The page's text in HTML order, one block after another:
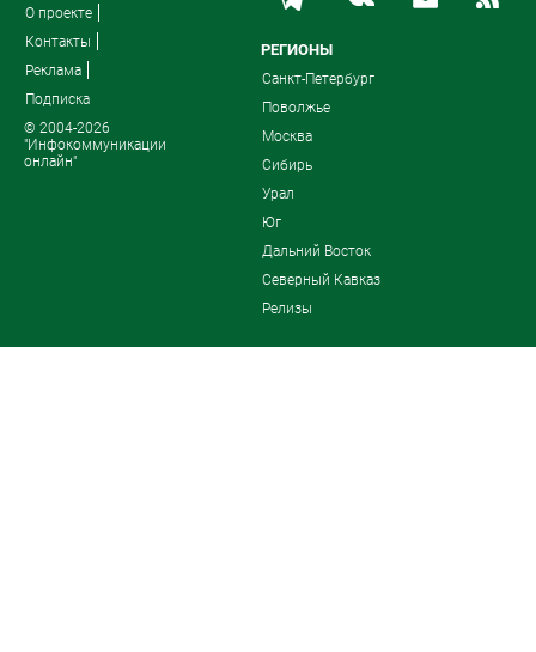
О проекте
Контакты
Реклама
Подписка
© 2004-2026
"Инфокоммуникации
онлайн"
РЕГИОНЫ
Санкт-Петербург
Поволжье
Москва
Сибирь
Урал
Юг
Дальний Восток
Северный Кавказ
Релизы